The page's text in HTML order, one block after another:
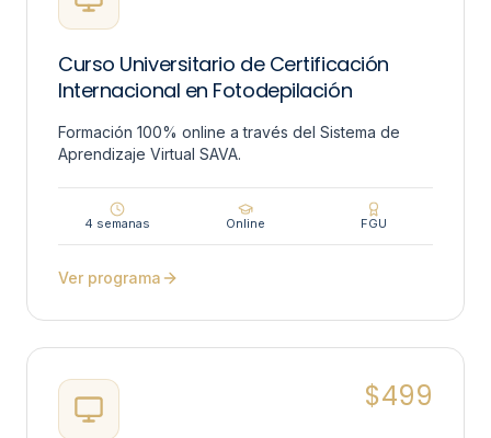
Curso Universitario de Certificación
Internacional en Fotodepilación
Formación 100% online a través del Sistema de
Aprendizaje Virtual SAVA.
4 semanas Online FGU
Ver programa
$499